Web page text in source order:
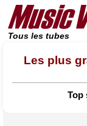
Tous les tubes
Les plus
Top